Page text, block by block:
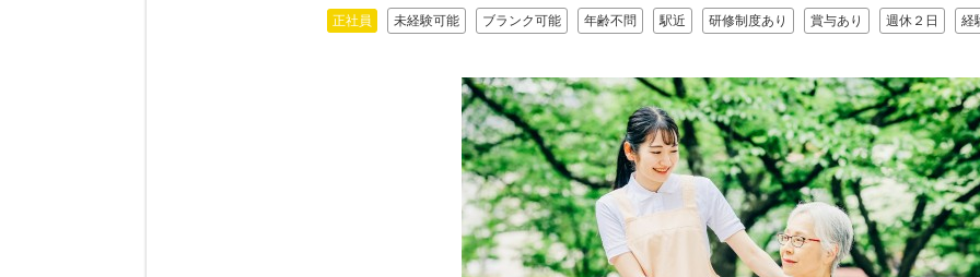
正社員 未経験可能 ブランク可能 年齢不問 駅近 研修制度あり 賞与あり 週休２日 経